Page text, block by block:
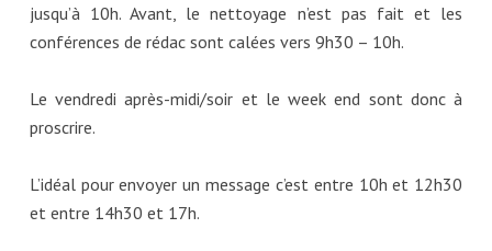
jusqu’à 10h. Avant, le nettoyage n’est pas fait et les
conférences de rédac sont calées vers 9h30 – 10h.
Le vendredi après-midi/soir et le week end sont donc à
proscrire.
L’idéal pour envoyer un message c’est entre 10h et 12h30
et entre 14h30 et 17h.